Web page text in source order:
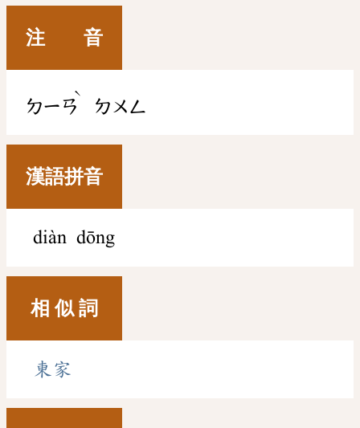
注 音
ㄉㄧㄢ
ˋ
ㄉㄨㄥ
漢語拼音
diàn dōng
相 似 詞
東家